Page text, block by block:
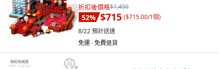
折扣後價格$1,490
52% $715 ($715.00/1個)
8/22預計送達
免運 ∙ 免費退貨